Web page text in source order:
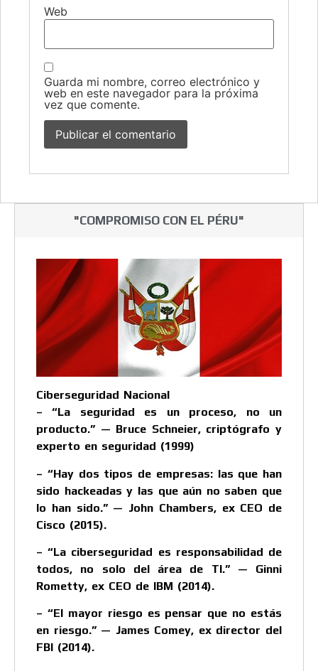
Web
Guarda mi nombre, correo electrónico y
web en este navegador para la próxima
vez que comente.
"COMPROMISO CON EL PÉRU"
Ciberseguridad Nacional
– “La seguridad es un proceso, no un
producto.” — Bruce Schneier, criptógrafo y
experto en seguridad (1999)
– “Hay dos tipos de empresas: las que han
sido hackeadas y las que aún no saben que
lo han sido.” — John Chambers, ex CEO de
Cisco (2015).
– “La ciberseguridad es responsabilidad de
todos, no solo del área de TI.” — Ginni
Rometty, ex CEO de IBM (2014).
– “El mayor riesgo es pensar que no estás
en riesgo.” — James Comey, ex director del
FBI (2014).